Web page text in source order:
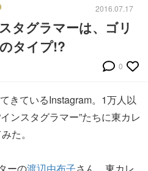
2016.07.17
タグラマーは、ゴリ
タイプ!?
0
きているInstagram。1万人以
ンスタグラマー”たちに東カレ
た。
ーの渡辺由布子さん、東カレ